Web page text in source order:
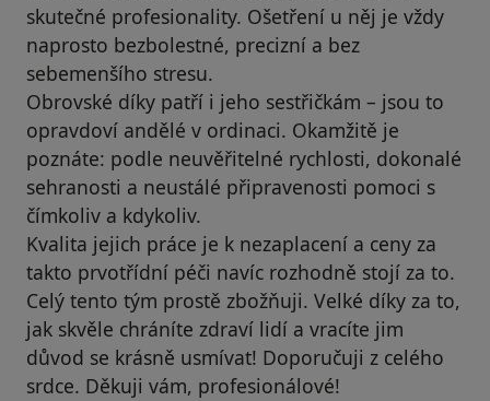
skutečné profesionality. Ošetření u něj je vždy
naprosto bezbolestné, precizní a bez
sebemenšího stresu.
Obrovské díky patří i jeho sestřičkám – jsou to
opravdoví andělé v ordinaci. Okamžitě je
poznáte: podle neuvěřitelné rychlosti, dokonalé
sehranosti a neustálé připravenosti pomoci s
čímkoliv a kdykoliv.
Kvalita jejich práce je k nezaplacení a ceny za
takto prvotřídní péči navíc rozhodně stojí za to.
Celý tento tým prostě zbožňuji. Velké díky za to,
jak skvěle chráníte zdraví lidí a vracíte jim
důvod se krásně usmívat! Doporučuji z celého
srdce. Děkuji vám, profesionálové!